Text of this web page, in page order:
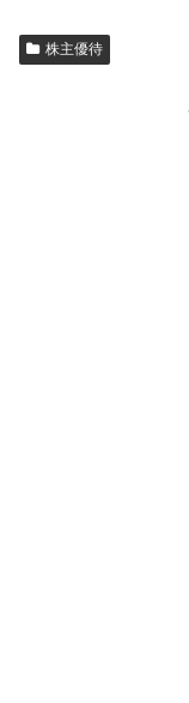
株主優待